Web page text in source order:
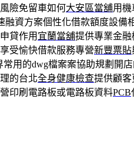
險免留車如何大安區當舖用
融資方案個性化借款額度設備
貸作用 宜蘭當舖提供專業金
受愉快借款服務專營新豐票貼
常用的dwg檔案案協助規劃開
的台北全身健康檢查提供顧客
印刷電路板或電路板資料PCB